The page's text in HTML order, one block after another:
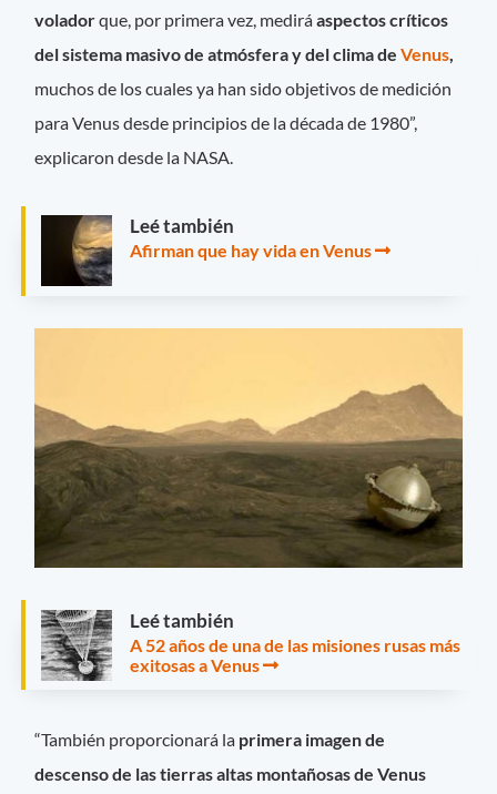
voladorque, por primera vez, mediráaspectos críticos
del sistema masivo de atmósfera y del clima deVenus,
muchos de los cuales ya han sido objetivos de medición
para Venus desde principios de la década de 1980”,
explicaron desde la NASA.
Leé también
Afirman que hay vida en Venus
Leé también
A 52 años de una de las misiones rusas más
exitosas a Venus
“También proporcionará la primera imagen de
descenso de las tierras altas montañosas de Venus